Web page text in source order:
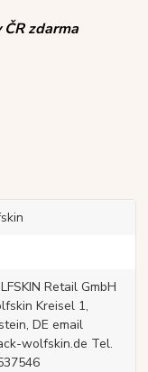
zdarma
Retail GmbH
Kreisel 1,
DE email
wolfskin.de Tel.